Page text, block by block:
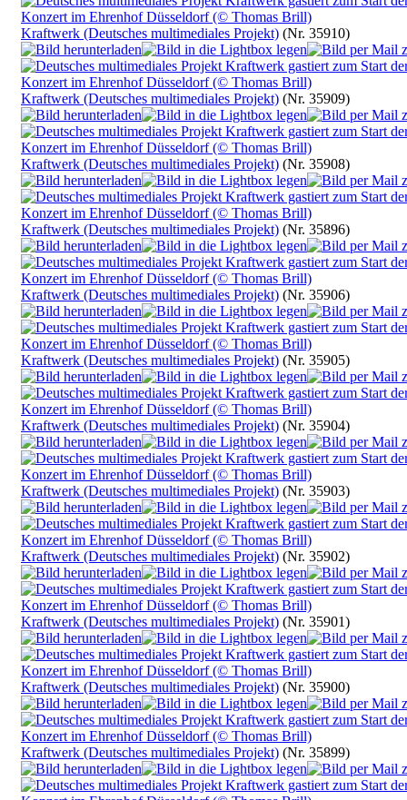
Kraftwerk (Deutsches multimediales Projekt) (Nr. 35910)
Kraftwerk (Deutsches multimediales Projekt) (Nr. 35909)
Kraftwerk (Deutsches multimediales Projekt) (Nr. 35908)
Kraftwerk (Deutsches multimediales Projekt) (Nr. 35896)
Kraftwerk (Deutsches multimediales Projekt) (Nr. 35906)
Kraftwerk (Deutsches multimediales Projekt) (Nr. 35905)
Kraftwerk (Deutsches multimediales Projekt) (Nr. 35904)
Kraftwerk (Deutsches multimediales Projekt) (Nr. 35903)
Kraftwerk (Deutsches multimediales Projekt) (Nr. 35902)
Kraftwerk (Deutsches multimediales Projekt) (Nr. 35901)
Kraftwerk (Deutsches multimediales Projekt) (Nr. 35900)
Kraftwerk (Deutsches multimediales Projekt) (Nr. 35899)